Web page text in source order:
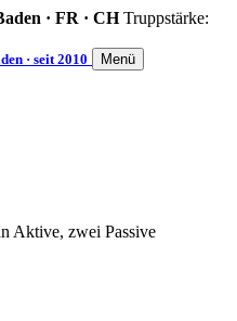
· FR · CH Truppstärke:
· seit 2010 Menü
Aktive, zwei Passive